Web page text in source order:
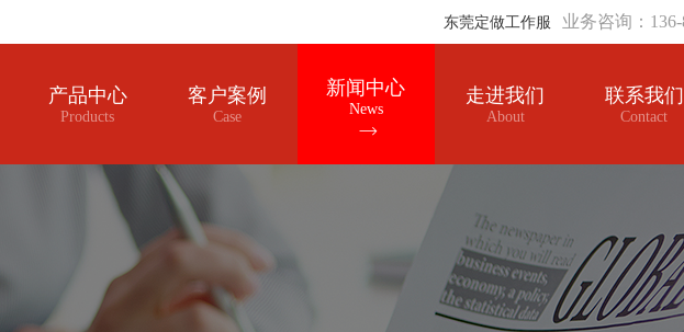
东莞定做工作服 业务咨询：
产品中心
Products
客户案例
Case
新闻中心
News
走进我们
About
联系我们
Contact